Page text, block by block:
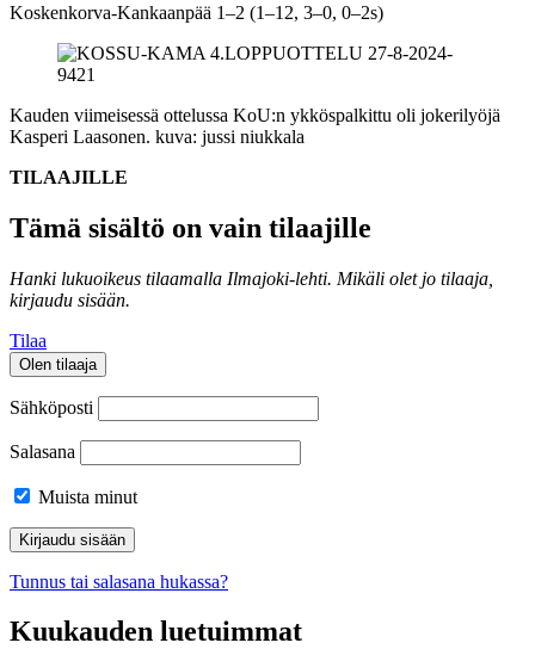
Koskenkorva-Kankaanpää 1–2 (1–12, 3–0, 0–2s)
Kauden viimeisessä ottelussa KoU:n ykköspalkittu oli jokerilyöjä
Kasperi Laasonen. kuva: jussi niukkala
TILAAJILLE
Tämä sisältö on vain tilaajille
Hanki lukuoikeus tilaamalla Ilmajoki-lehti. Mikäli olet jo tilaaja,
kirjaudu sisään.
Tilaa
Olen tilaaja
Sähköposti
Salasana
Muista minut
Tunnus tai salasana hukassa?
Kuukauden luetuimmat